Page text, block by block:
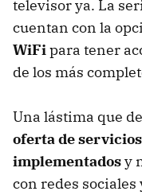
televisor ya. La
cuentan con la
WiFipara tener
de los más
Una lástima que
oferta de
implementadosy
con redes sociales